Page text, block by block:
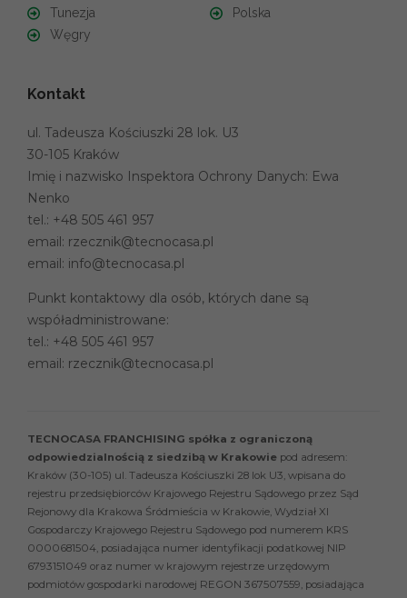
Tunezja
Węgry
Polska
Kontakt
ul. Tadeusza Kościuszki 28 lok. U3
30-105 Kraków
Imię i nazwisko Inspektora Ochrony Danych: Ewa
Nenko
tel.: +48 505 461 957
email: rzecznik@tecnocasa.pl
email: info@tecnocasa.pl
Punkt kontaktowy dla osób, których dane są
współadministrowane:
tel.: +48 505 461 957
email: rzecznik@tecnocasa.pl
TECNOCASA FRANCHISING spółka z ograniczoną
odpowiedzialnością z siedzibą w Krakowie pod adresem:
Kraków (30-105) ul. Tadeusza Kościuszki 28 lok U3, wpisana do
rejestru przedsiębiorców Krajowego Rejestru Sądowego przez Sąd
Rejonowy dla Krakowa Śródmieścia w Krakowie, Wydział XI
Gospodarczy Krajowego Rejestru Sądowego pod numerem KRS
0000681504, posiadająca numer identyfikacji podatkowej NIP
6793151049 oraz numer w krajowym rejestrze urzędowym
podmiotów gospodarki narodowej REGON 367507559, posiadająca